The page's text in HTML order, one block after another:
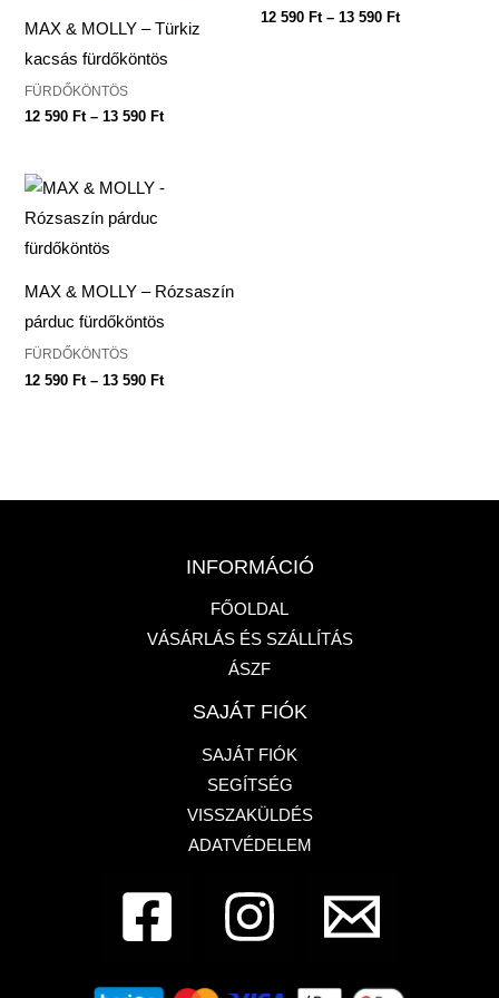
MAX & MOLLY – Türkiz
kacsás fürdőköntös
FÜRDŐKÖNTÖS
12 590 Ft – 13 590 Ft
12 590 Ft – 13 590 Ft
MAX & MOLLY – Rózsaszín
párduc fürdőköntös
FÜRDŐKÖNTÖS
12 590Ft – 13 590Ft
INFORMÁCIÓ
FŐOLDAL
VÁSÁRLÁS ÉS SZÁLLÍTÁS
ÁSZF
SAJÁT FIÓK
SAJÁT FIÓK
SEGÍTSÉG
VISSZAKÜLDÉS
ADATVÉDELEM